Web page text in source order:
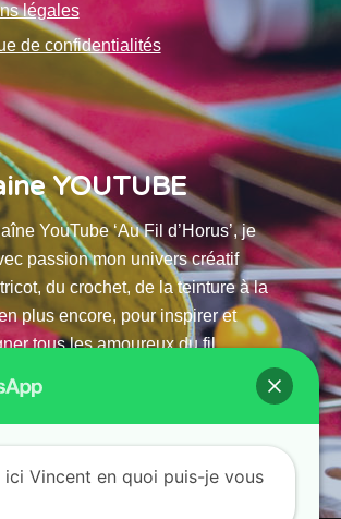
légales
de confidentialités
YOUTUBE
YouTube ‘Au Fil d’Horus’, je
passion mon univers créatif
du crochet, de la teinture à la
plus encore, pour inspirer et
tous les amoureux du fil.
ici Vincent en quoi puis-je vous